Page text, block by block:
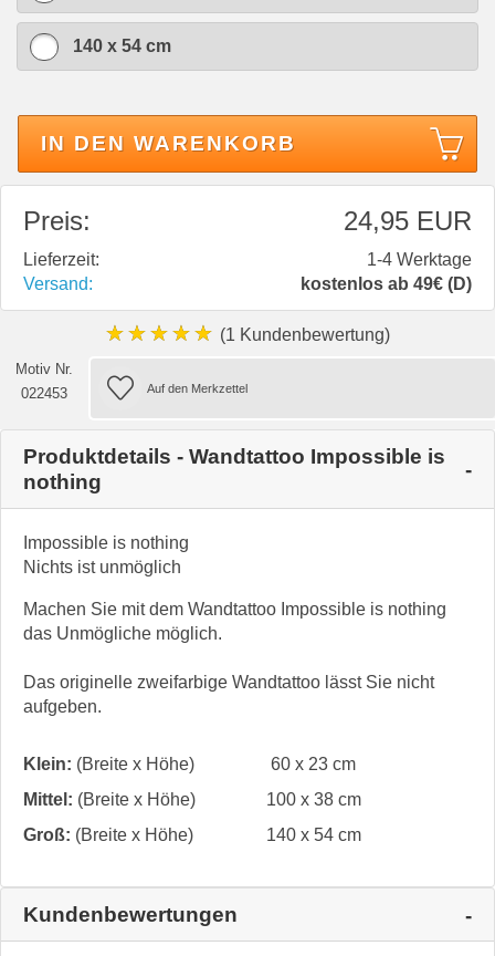
140 x 54 cm
IN DEN WARENKORB
Preis: 24,95 EUR
Lieferzeit:
1-4 Werktage
Versand:
kostenlos ab 49€ (D)
★★★★★ (1 Kundenbewertung)
Motiv Nr.
022453
Produktdetails - Wandtattoo Impossible is
nothing
Impossible is nothing
Nichts ist unmöglich
Machen Sie mit dem Wandtattoo Impossible is nothing
das Unmögliche möglich.
Das originelle zweifarbige Wandtattoo lässt Sie nicht
aufgeben.
Klein: (Breite x Höhe)
60 x 23 cm
Mittel: (Breite x Höhe)
100 x 38 cm
Groß: (Breite x Höhe) 140 x 54 cm
Kundenbewertungen